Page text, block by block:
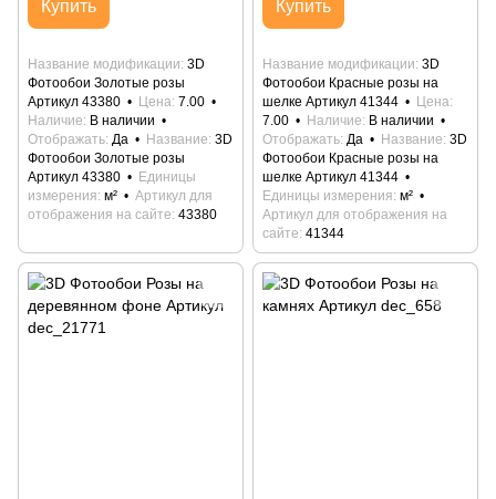
Купить
Название модификации 3D
Фотообои Золотые розы
Артикул 43380
Цена 7.00
Наличие
В наличии
Отображать Да Название 3D
Фотообои Золотые розы
Артикул 43380
Единицы
измерения м²
Артикул для
отображения на сайте 43380
Купить
Название модификации 3D
Фотообои Красные розы на
шелке Артикул 41344
Цена
7.00
Наличие
В наличии
Отображать Да Название 3D
Фотообои Красные розы на
шелке Артикул 41344
Единицы измерения м²
Артикул для отображения на
сайте 41344